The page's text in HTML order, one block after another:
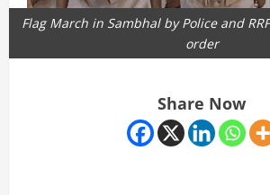
Flag March in Sambhal by Police and
order
Share Now